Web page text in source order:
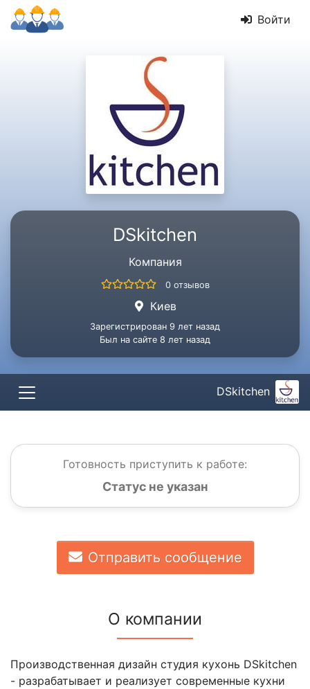
Войти
DSkitchen
Компания
0 отзывов
Киев
Зарегистрирован 9 лет назад
Был на сайте 8 лет назад
DSkitchen
Готовность приступить к работе:
Статус не указан
Отправить сообщение
О компании
Производственная дизайн студия кухонь DSkitchen
- разрабатывает и реализует современные кухни